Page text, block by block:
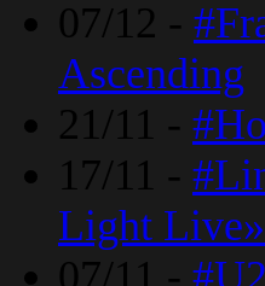
07/12 -
Ascending
21/11 -
17/11 -
Light Live»